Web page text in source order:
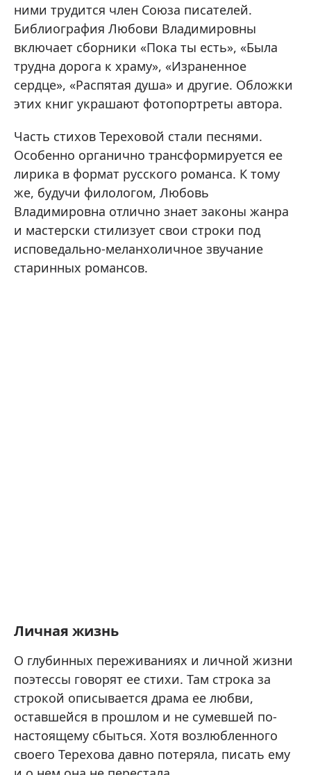
ними трудится член Союза писателей.
Библиография Любови Владимировны
включает сборники «Пока ты есть», «Была
трудна дорога к храму», «Израненное
сердце», «Распятая душа» и другие. Обложки
этих книг украшают фотопортреты автора.
Часть стихов Тереховой стали песнями.
Особенно органично трансформируется ее
лирика в формат русского романса. К тому
же, будучи филологом, Любовь
Владимировна отлично знает законы жанра
и мастерски стилизует свои строки под
исповедально-меланхоличное звучание
старинных романсов.
Личная жизнь
О глубинных переживаниях и личной жизни
поэтессы говорят ее стихи. Там строка за
строкой описывается драма ее любви,
оставшейся в прошлом и не сумевшей по-
настоящему сбыться. Хотя возлюбленного
своего Терехова давно потеряла, писать ему